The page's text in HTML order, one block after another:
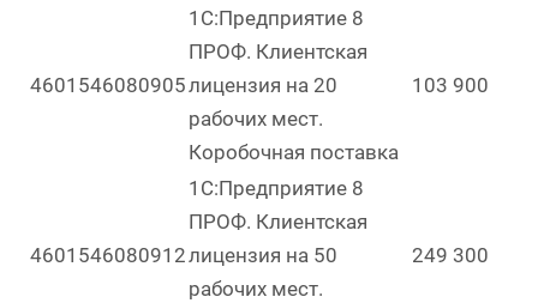
4601546080905
1С:Предприятие 8
ПРОФ. Клиентская
лицензия на 20
рабочих мест.
Коробочная поставка
103 900
4601546080912
1С:Предприятие 8
ПРОФ. Клиентская
лицензия на 50
рабочих мест.
249 300